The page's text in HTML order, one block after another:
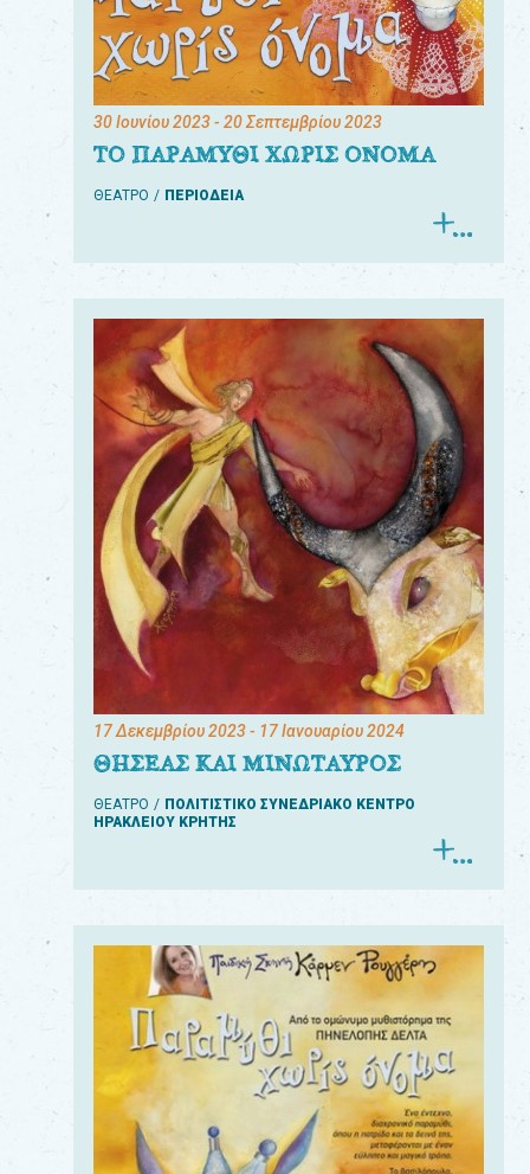
30 Ιουνίου 2023- 20 Σεπτεμβρίου 2023
ΤΟ ΠΑΡΑΜΥΘΙ ΧΩΡΙΣ ΟΝΟΜΑ
ΘΕΑΤΡΟ ΠΕΡΙΟΔΕΙΑ
17 Δεκεμβρίου 2023- 17 Ιανουαρίου 2024
ΘΗΣΕΑΣ ΚΑΙ ΜΙΝΩΤΑΥΡΟΣ
ΘΕΑΤΡΟ
ΠΟΛΙΤΙΣΤΙΚΟ ΣΥΝΕΔΡΙΑΚΟ ΚΕΝΤΡΟ
ΗΡΑΚΛΕΙΟΥ ΚΡΗΤΗΣ